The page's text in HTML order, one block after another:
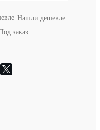
Нашли дешевле
заказ